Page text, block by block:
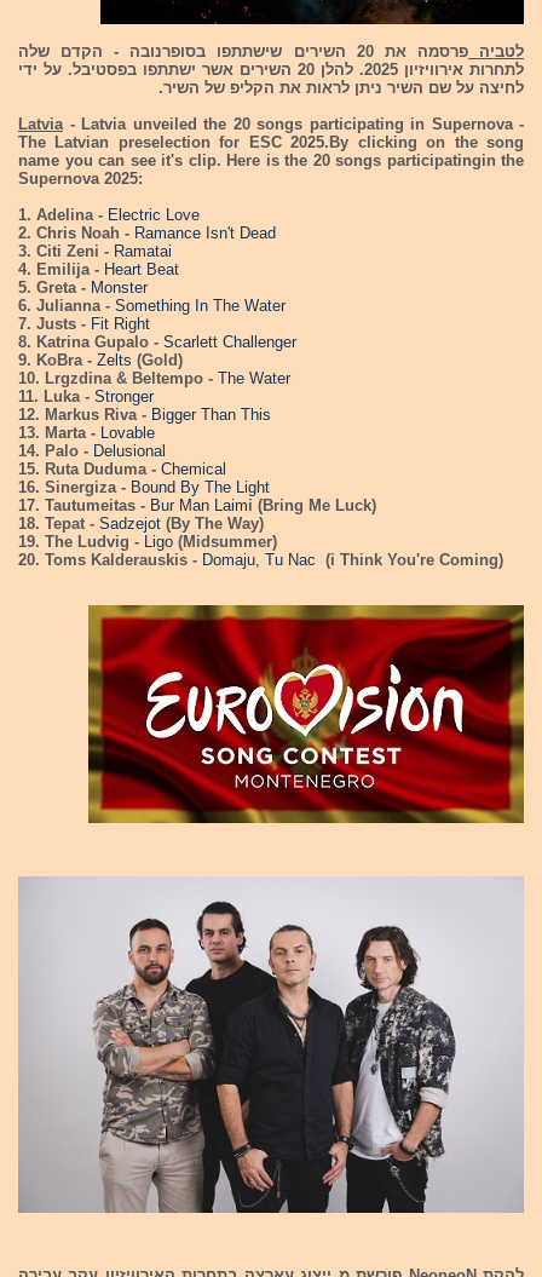
לטביה
פרסמה את 20 השירים שישתתפו בסופרנובה - הקדם שלה
לתחרות אירוויזיון 2025. להלן 20 השירים אשר ישתתפו בפסטיבל. על ידי
לחיצה על שם השיר ניתן לראות את הקליפ של השיר.
Latvia- Latvia unveiled the 20 songs participating in Supernova -
The Latvian preselection for ESC 2025.By clicking on the song
name you can see it's clip. Here is the 20 songs participatingin the
Supernova 2025:
1. Adelina - Electric Love
2. Chris Noah - Ramance Isn't Dead
3. Citi Zeni - Ramatai
4. Emilija - Heart Beat
5. Greta - Monster
6. Julianna - Something In The Water
7. Justs - Fit Right
8. Katrina Gupalo - Scarlett Challenger
9. KoBra - Zelts (Gold)
10. Lrgzdina & Beltempo - The Water
11. Luka - Stronger
12. Markus Riva - Bigger Than This
13. Marta - Lovable
14. Palo - Delusional
15. Ruta Duduma - Chemical
16. Sinergiza - Bound By The Light
17. Tautumeitas - Bur Man Laimi (Bring Me Luck)
18. Tepat - Sadzejot (By The Way)
19. The Ludvig - Ligo (Midsummer)
20. Toms Kalderauskis - Domaju, Tu Nac (i Think You're Coming)